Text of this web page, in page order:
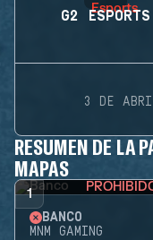
G2 ESPORTS
3 DE
RESUMEN DE LA
MAPAS
1
BANCO
MNM GAMING